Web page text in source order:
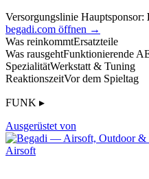
Versorgungslinie Hauptsponsor:
begadi.com öffnen →
Was reinkommtErsatzteile
Was rausgehtFunktionierende
SpezialitätWerkstatt & Tuning
ReaktionszeitVor dem Spieltag
FUNK ▸
Ausgerüstet von